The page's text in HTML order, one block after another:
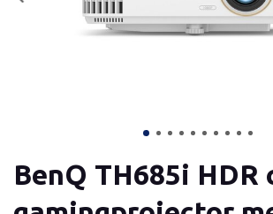
BenQ TH685i HDR